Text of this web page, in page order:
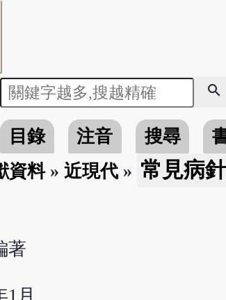
search
目錄 注音 搜尋
資料» 近現代» 常見病
著
1月